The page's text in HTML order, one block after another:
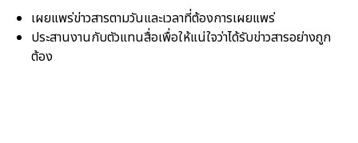
เผยแพร่ข่าวสารตามวันและเวลาที่ต้องการเผยแพร่
ประสานงานกับตัวแทนสื่อเพื่อให้แน่ใจว่าได้รับข่าวสารอย่างถูก
ต้อง